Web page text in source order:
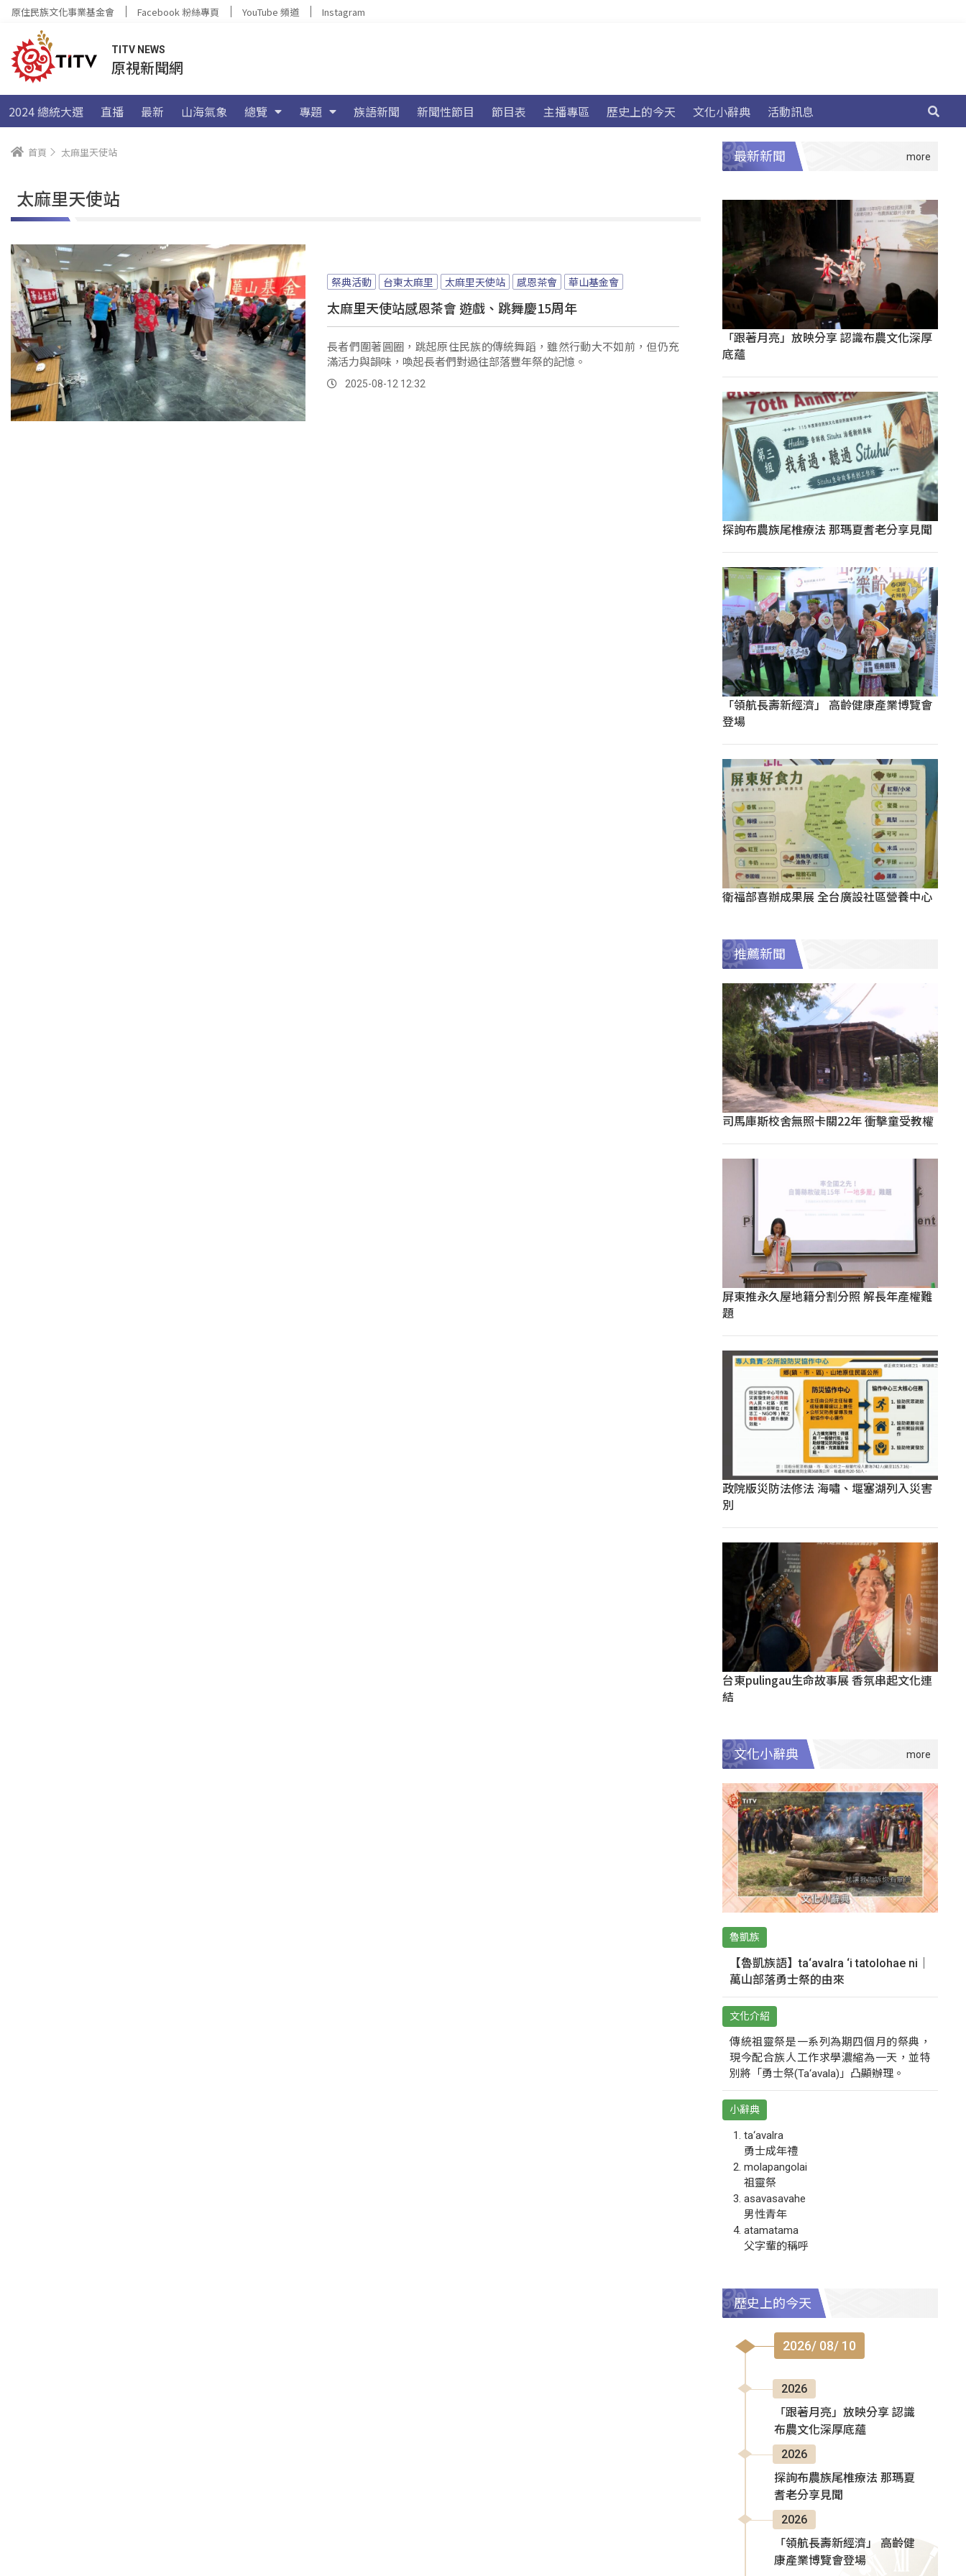
原住民族文化事業基金會 Facebook 粉絲專頁 YouTube 頻道 Instagram
TITV NEWS
原視新聞網
2024 總統大選 直播 最新 山海氣象 總覽 專題 族語新聞 新聞性節目 節目表 主播專區 歷史上的今天 文化小辭典 活動訊息
首頁 太麻里天使站
太麻里天使站
祭典活動 台東太麻里 太麻里天使站 感恩茶會 華山基金會
太麻里天使站感恩茶會 遊戲、跳舞慶15周年
長者們圍著圓圈，跳起原住民族的傳統舞蹈，雖然行動大不如前，但仍充
滿活力與韻味，喚起長者們對過往部落豐年祭的記憶。
2025-08-12 12:32
最新新聞
「跟著月亮」放映分享 認識布農文化深厚
底蘊
探詢布農族尾椎療法 那瑪夏耆老分享見聞
「領航長壽新經濟」 高齡健康產業博覽會
登場
衛福部喜辦成果展 全台廣設社區營養中心
推薦新聞
司馬庫斯校舍無照卡關22年 衝擊童受教權
屏東推永久屋地籍分割分照 解長年產權難
題
政院版災防法修法 海嘯、堰塞湖列入災害
別
台東pulingau生命故事展 香氛串起文化連
結
文化小辭典
魯凱族
【魯凱族語】ta‘avalra ‘i tatolohae ni｜
萬山部落勇士祭的由來
文化介紹
傳統祖靈祭是一系列為期四個月的祭典，
現今配合族人工作求學濃縮為一天，並特
別將「勇士祭(Ta‘avala)」凸顯辦理。
小辭典
ta‘avalra
勇士成年禮
molapangolai
祖靈祭
asavasavahe
男性青年
atamatama
父字輩的稱呼
歷史上的今天
2026/ 08/ 10
2026
「跟著月亮」放映分享 認識
布農文化深厚底蘊
2026
探詢布農族尾椎療法 那瑪夏
耆老分享見聞
2026
「領航長壽新經濟」 高齡健
康產業博覽會登場